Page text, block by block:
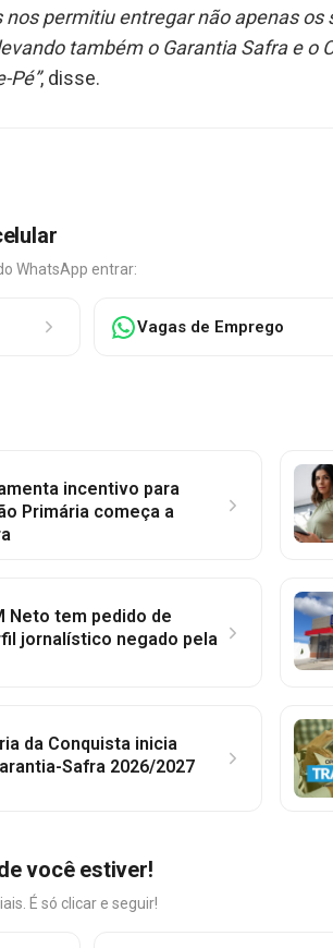
nos permitiu entregar não apenas
também o Garantia Safra e
Pé”, disse.
WhatsApp entrar:
Vagas de Emprego
incentivo para
Primária começa a
Neto tem pedido de
jornalístico negado pela
da Conquista inicia
Safra 2026/2027
você estiver!
É só clicar e seguir!